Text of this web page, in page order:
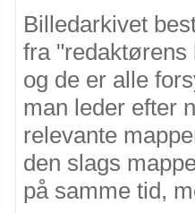
Billedarkivet
fra "redaktørens
og de er alle
man leder efter
relevante
den slags
på samme tid,